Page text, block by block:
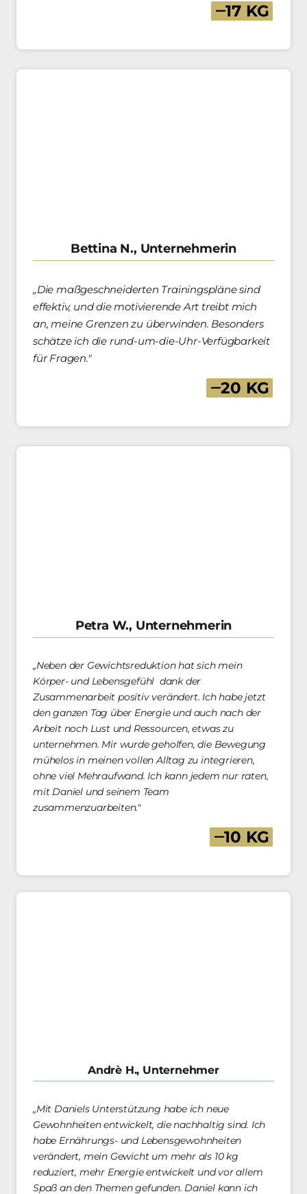
‒17 KG
Bettina N., Unternehmerin
„Die maßgeschneiderten Trainingspläne sind
effektiv, und die motivierende Art treibt mich
an, meine Grenzen zu überwinden. Besonders
schätze ich die rund-um-die-Uhr-Verfügbarkeit
für Fragen."
‒20 KG
Petra W., Unternehmerin
„Neben der Gewichtsreduktion hat sich mein
Körper- und Lebensgefühl  dank der
Zusammenarbeit positiv verändert. Ich habe jetzt
den ganzen Tag über Energie und auch nach der
Arbeit noch Lust und Ressourcen, etwas zu
unternehmen. Mir wurde geholfen, die Bewegung
mühelos in meinen vollen Alltag zu integrieren,
ohne viel Mehraufwand. Ich kann jedem nur raten,
mit Daniel und seinem Team
zusammenzuarbeiten."
‒10 KG
Andrè H., Unternehmer
„Mit Daniels Unterstützung habe ich neue
Gewohnheiten entwickelt, die nachhaltig sind. Ich
habe Ernährungs- und Lebensgewohnheiten
verändert, mein Gewicht um mehr als 10 kg
reduziert, mehr Energie entwickelt und vor allem
Spaß an den Themen gefunden. Daniel kann ich